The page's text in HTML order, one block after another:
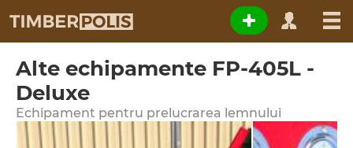
Alte echipamente FP-405L -
Deluxe
Echipament pentru prelucrarea lemnului